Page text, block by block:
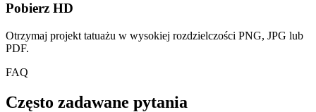
Pobierz HD
Otrzymaj projekt tatuażu w wysokiej rozdzielczości PNG, JPG lub
PDF.
FAQ
Często zadawane pytania